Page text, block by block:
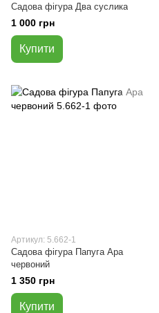
Садова фігура Два суслика
1 000 грн
Купити
Артикул: 5.662-1
Садова фігура Папуга Ара
червоний
1 350 грн
Купити